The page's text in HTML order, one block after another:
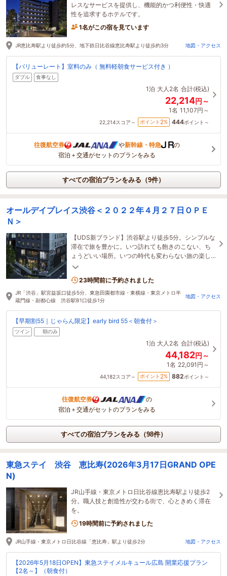
レスなサービスを提供し、機能的かつ利便性・快適
性を追求するホテルです。
1名がこの宿を見ています
JR恵比寿駅より徒歩約5分、地下鉄日比谷線恵比寿駅より徒歩約3分 地図・アクセス
【バリューレート】室料のみ（ 無料軽朝食サービス付き ）
ダブル 食事なし
1泊 大人2名 合計(税込)
22,214円～
1名 11,107円～
22,214スコア～ ポイント 2% 444ポイント～
往復航空券 や新幹線・特急
の
宿泊＋交通がセットのプランをみる
すべての宿泊プランをみる（9件）
オールデイプレイス渋谷＜２０２２年４月２７日ＯＰＥ
Ｎ＞
【UDS新ブランド】渋谷駅より徒歩5分。シンプルな
滞在で旅を豊かに。いつ訪れても飽きのこない、ち
ょうどいい場所。いつの時代も変わらない旅の楽し
みに出会える場所。渋谷の日常へ、ようこそ。
23時間前に予約されました
JR「渋谷」駅宮益坂口徒歩5分、東急田園都市線・東横線・東京メトロ半
蔵門線・副都心線 渋谷駅B1口徒歩1分
地図・アクセス
【早期割55｜じゃらん限定】early bird 55＜朝食付＞
ツイン 朝のみ
1泊 大人2名 合計(税込)
44,182円～
1名 22,091円～
44,182スコア～ ポイント 2% 882ポイント～
往復航空券
の
宿泊＋交通がセットのプランをみる
すべての宿泊プランをみる（98件）
東急ステイ 渋谷 恵比寿(2026年3月17日GRAND OPE
N)
JR山手線・東京メトロ日比谷線恵比寿駅より徒歩2
分。職人技と創造性が交わる街で、心ときめく滞在
を。
19時間前に予約されました
JR山手線・東京メトロ日比谷線「恵比寿」駅より徒歩2分 地図・アクセス
【2026年5月18日OPEN】東急ステイメルキュール広島 開業応援プラン
【2名～】（朝食付）